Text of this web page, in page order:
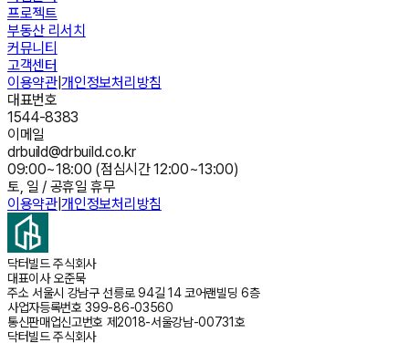
프로젝트
부동산 리서치
커뮤니티
고객센터
이용약관|개인정보처리방침
대표번호
1544-8383
이메일
drbuild@drbuild.co.kr
09:00~18:00 (점심시간 12:00~13:00)
토, 일 / 공휴일 휴무
이용약관|개인정보처리방침
닥터빌드 주식회사
대표이사오준묵
주소 서울시 강남구 선릉로 94길 14 코어랜빌딩 6층
사업자등록번호 399-86-03560
통신판매업신고번호 제2018-서울강남-00731호
닥터빌드 주식회사